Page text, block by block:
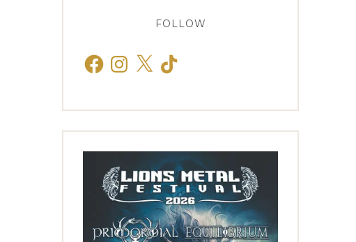
FOLLOW
FacebookInstagram
X TikTok